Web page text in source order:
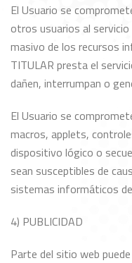
El Usuario se
otros usuarios al
masivo de los recursos
TITULAR presta el
dañen, interrumpan o
El Usuario se
macros, applets,
dispositivo lógico o
sean susceptibles de
sistemas informáticos
4) PUBLICIDAD
Parte del sitio web